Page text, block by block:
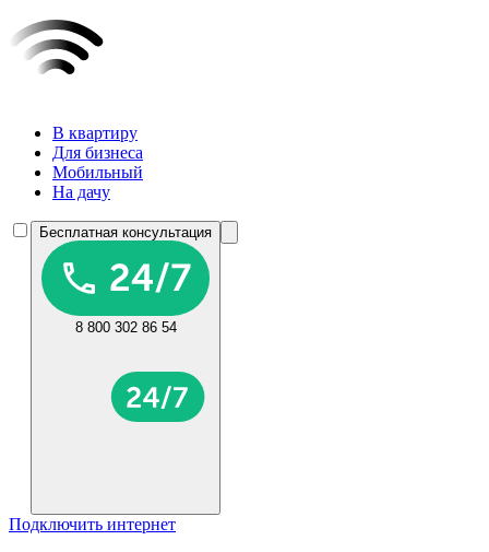
В квартиру
Для бизнеса
Мобильный
На дачу
Бесплатная консультация
8 800 302 86 54
Подключить интернет